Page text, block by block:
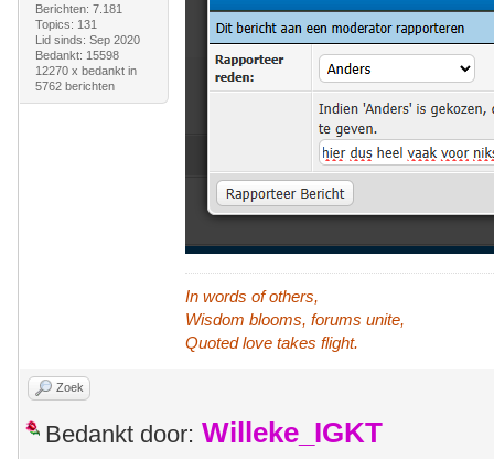
Berichten: 7.181
Topics: 131
Lid sinds: Sep 2020
Bedankt: 15598
12270 x bedankt in
5762 berichten
In words of others,
Wisdom blooms, forums unite,
Quoted love takes flight.
Zoek
Bedankt door: Willeke_IGKT